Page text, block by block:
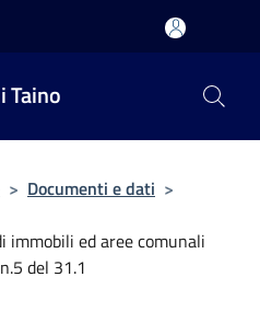
Taino
> Documenti e dati >
immobili ed aree comunali
del 31.1